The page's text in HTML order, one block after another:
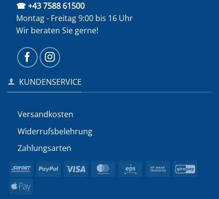
☎ +43 7588 61500
Montag - Freitag 9:00 bis 16 Uhr
Wir beraten Sie gerne!
KUNDENSERVICE
Versandkosten
Widerrufs­belehrung
Zahlungsarten
Sofort PayPal Visa MasterCard
Eps
Bank
Apple